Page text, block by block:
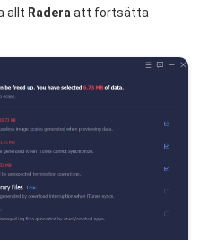
allt Raderaatt fortsätta